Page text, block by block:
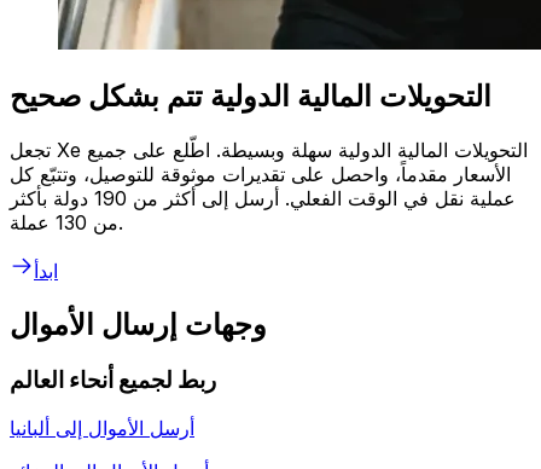
التحويلات المالية الدولية تتم بشكل صحيح
تجعل Xe التحويلات المالية الدولية سهلة وبسيطة. اطّلع على جميع
الأسعار مقدماً، واحصل على تقديرات موثوقة للتوصيل، وتتبّع كل
عملية نقل في الوقت الفعلي. أرسل إلى أكثر من 190 دولة بأكثر
من 130 عملة.
ابدأ
وجهات إرسال الأموال
ربط لجميع أنحاء العالم
أرسل الأموال إلى ألبانيا